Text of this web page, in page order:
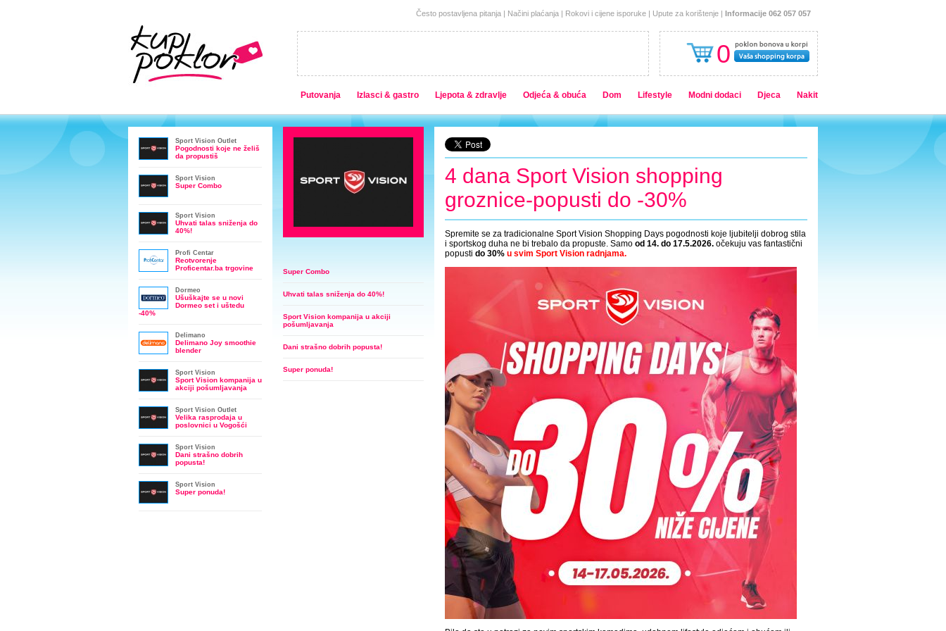
0
Često postavljena pitanja | Načini plaćanja | Rokovi i cijene isporuke | Upute za korištenje | Informacije 062 057 057
Putovanja Izlasci & gastro Ljepota & zdravlje Odjeća & obuća Dom Lifestyle Modni dodaci Djeca Nakit
Sport Vision Outlet
Pogodnosti koje ne želiš
da propustiš
Sport Vision
Super Combo
Sport Vision
Uhvati talas sniženja do
40%!
Profi Centar
Reotvorenje
Proficentar.ba trgovine
Dormeo
Ušuškajte se u novi
Dormeo set i uštedu
-40%
Delimano
Delimano Joy smoothie
blender
Sport Vision
Sport Vision kompanija u
akciji pošumljavanja
Sport Vision Outlet
Velika rasprodaja u
poslovnici u Vogošći
Sport Vision
Dani strašno dobrih
popusta!
Sport Vision
Super ponuda!
Super Combo
Uhvati talas sniženja do 40%!
Sport Vision kompanija u akciji
pošumljavanja
Dani strašno dobrih popusta!
Super ponuda!
4 dana Sport Vision shopping
groznice-popusti do -30%
Spremite se za tradicionalne Sport Vision Shopping Days pogodnosti koje ljubitelji dobrog stila
i sportskog duha ne bi trebalo da propuste. Samo od 14. do 17.5.2026. očekuju vas fantastični
popusti do 30% u svim Sport Vision radnjama.